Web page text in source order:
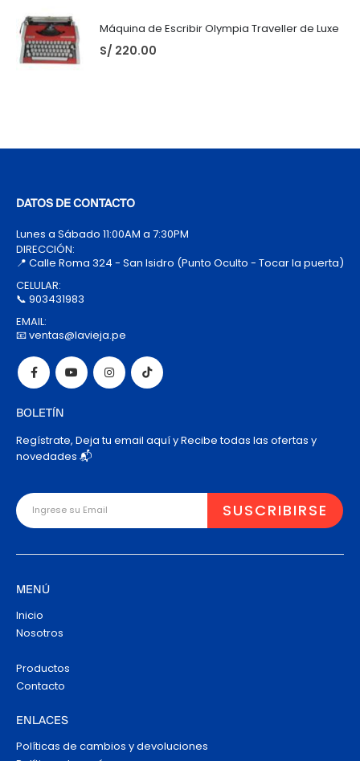
Máquina de Escribir Olympia Traveller de Luxe
S/ 220.00
DATOS DE CONTACTO
Lunes a Sábado 11:00AM a 7:30PM
DIRECCIÓN:
📍 Calle Roma 324 - San Isidro (Punto Oculto - Tocar la puerta)
CELULAR:
📞 903431983
EMAIL:
📧 ventas@lavieja.pe
BOLETÍN
Regístrate, Deja tu email aquí y Recibe todas las ofertas y
novedades 📬
MENÚ
Inicio
Nosotros
Productos
Contacto
ENLACES
Políticas de cambios y devoluciones